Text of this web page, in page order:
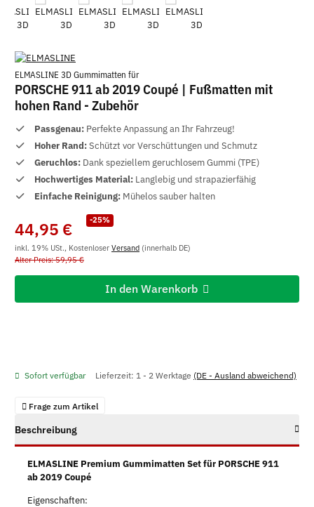
ELMASLINE 3D Gummimatten für
PORSCHE 911 ab 2019 Coupé | Fußmatten mit
hohen Rand - Zubehör
Passgenau: Perfekte Anpassung an Ihr Fahrzeug!
Hoher Rand:Schützt vor Verschüttungen und Schmutz
Geruchlos: Dank speziellem geruchlosem Gummi (TPE)
Hochwertiges Material: Langlebig und strapazierfähig
Einfache Reinigung: Mühelos sauber halten
-25%
44,95 €
inkl. 19% USt., Kostenloser Versand (innerhalb DE)
Alter Preis: 59,95 €
In den Warenkorb
Sofort verfügbar Lieferzeit: 1 - 2 Werktage (DE - Ausland abweichend)
Frage zum Artikel
Beschreibung
ELMASLINE Premium Gummimatten Set für PORSCHE 911
ab 2019 Coupé
Eigenschaften: